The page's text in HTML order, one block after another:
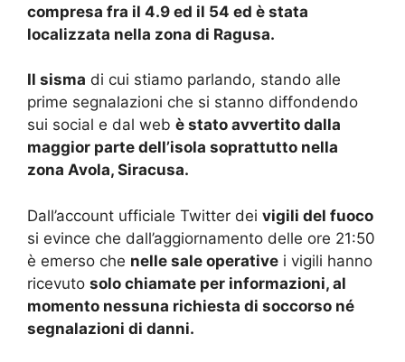
compresa fra il 4.9 ed il 54 ed è stata
localizzata nella zona di Ragusa.
Il sisma di cui stiamo parlando, stando alle
prime segnalazioni che si stanno diffondendo
sui social e dal web è stato avvertito dalla
maggior parte dell’isola soprattutto nella
zona Avola, Siracusa.
Dall’account ufficiale Twitter dei vigili del fuoco
si evince che dall’aggiornamento delle ore 21:50
è emerso che nelle sale operative i vigili hanno
ricevuto solo chiamate per informazioni, al
momento nessuna richiesta di soccorso né
segnalazioni di danni.